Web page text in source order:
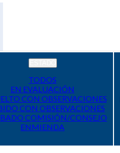
TODOS
EN EVALUACIÓN
CON OBSERVACIONES
CON OBSERVACIONES
COMISIÓN/CONSEJO
ENMIENDA